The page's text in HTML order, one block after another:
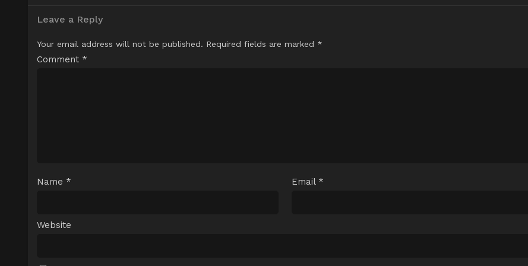
Leave a Reply
Your email address will not be published. Required fields are marked *
Comment *
Name * Email *
Website